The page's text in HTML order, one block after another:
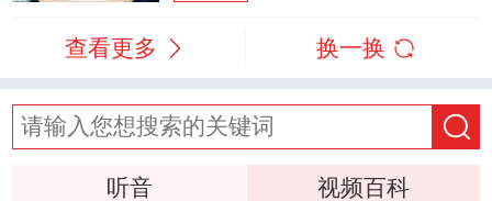
查看更多 换一换
听音
视频百科